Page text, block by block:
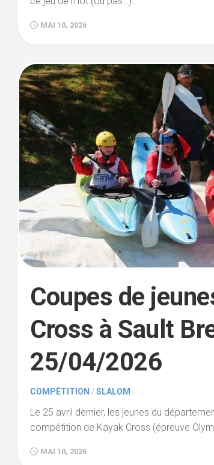
MAI 10, 2026
Coupes de
Cross à Sault
25/04/2026
COMPÉTITION /SLALOM
Le 25 avril dernier, les jeunes du
compétition de Kayak Cross (épreuve
MAI 10, 2026